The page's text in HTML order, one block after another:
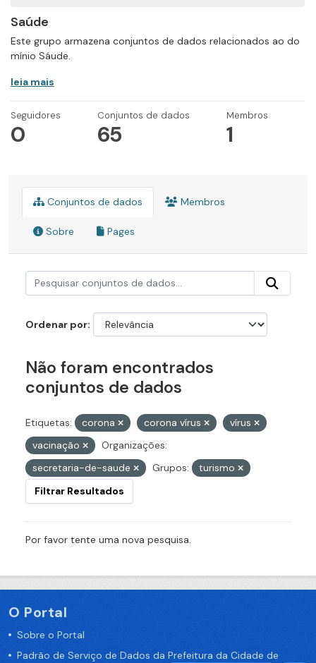
Saúde
Este grupo armazena conjuntos de dados relacionados ao do
mínio Sáude.
leia mais
Seguidores
0
Conjuntos de dados
65
Membros
1
Conjuntos de dados Membros
Sobre Pages
Ordenar por
Não foram encontrados
conjuntos de dados
Etiquetas: corona corona vírus
vírus
vacinação
Organizações:
secretaria-de-saude
Grupos:
turismo
Filtrar Resultados
Por favor tente uma nova pesquisa.
O Portal
Sobre o Portal
Padrão de Serviço de Dados da Prefeitura da Cidade de